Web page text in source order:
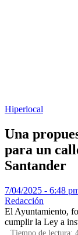
Hiperlocal
Una
para un
Santander
7/04/2025 - 6:48
Redacción
El Ayuntamiento,
cumplir la Ley a
Tiempo de lectura: